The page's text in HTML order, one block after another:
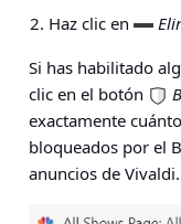
Haz clic en
Si has habilitado
clic en el botón
exactamente
bloqueados por el
anuncios de Vivaldi.